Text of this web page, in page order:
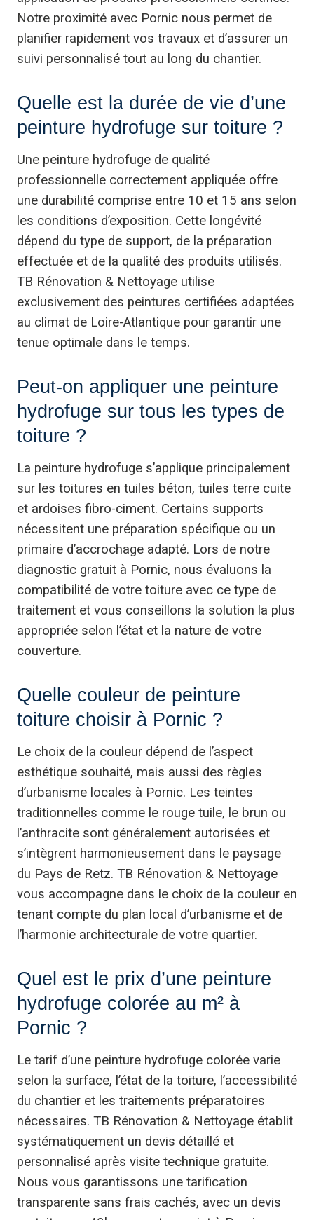
Notre proximité avec Pornic nous permet de
planifier rapidement vos travaux et d’assurer un
suivi personnalisé tout au long du chantier.
Quelle est la durée de vie d’une
peinture hydrofuge sur toiture ?
Une peinture hydrofuge de qualité
professionnelle correctement appliquée offre
une durabilité comprise entre 10 et 15 ans selon
les conditions d’exposition. Cette longévité
dépend du type de support, de la préparation
effectuée et de la qualité des produits utilisés.
TB Rénovation & Nettoyage utilise
exclusivement des peintures certifiées adaptées
au climat de Loire-Atlantique pour garantir une
tenue optimale dans le temps.
Peut-on appliquer une peinture
hydrofuge sur tous les types de
toiture ?
La peinture hydrofuge s’applique principalement
sur les toitures en tuiles béton, tuiles terre cuite
et ardoises fibro-ciment. Certains supports
nécessitent une préparation spécifique ou un
primaire d’accrochage adapté. Lors de notre
diagnostic gratuit à Pornic, nous évaluons la
compatibilité de votre toiture avec ce type de
traitement et vous conseillons la solution la plus
appropriée selon l’état et la nature de votre
couverture.
Quelle couleur de peinture
toiture choisir à Pornic ?
Le choix de la couleur dépend de l’aspect
esthétique souhaité, mais aussi des règles
d’urbanisme locales à Pornic. Les teintes
traditionnelles comme le rouge tuile, le brun ou
l’anthracite sont généralement autorisées et
s’intègrent harmonieusement dans le paysage
du Pays de Retz. TB Rénovation & Nettoyage
vous accompagne dans le choix de la couleur en
tenant compte du plan local d’urbanisme et de
l’harmonie architecturale de votre quartier.
Quel est le prix d’une peinture
hydrofuge colorée au m² à
Pornic ?
Le tarif d’une peinture hydrofuge colorée varie
selon la surface, l’état de la toiture, l’accessibilité
du chantier et les traitements préparatoires
nécessaires. TB Rénovation & Nettoyage établit
systématiquement un devis détaillé et
personnalisé après visite technique gratuite.
Nous vous garantissons une tarification
transparente sans frais cachés, avec un devis